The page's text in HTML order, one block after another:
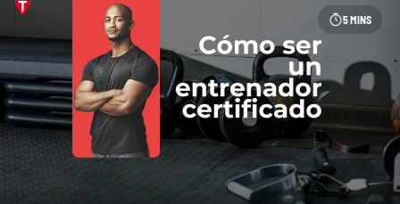
5 MINS